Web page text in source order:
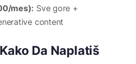
mes): Sve gore +
content
Da Naplatiš